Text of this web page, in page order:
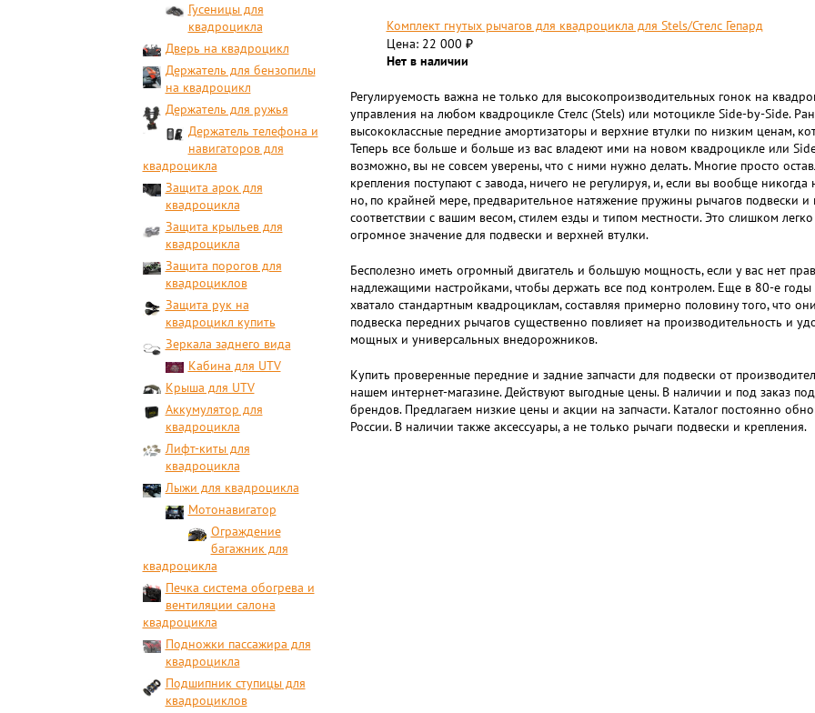
Гусеницы для
квадроцикла
Дверь на квадроцикл
Держатель для бензопилы
на квадроцикл
Держатель для ружья
Держатель телефона и
навигаторов для
квадроцикла
Защита арок для
квадроцикла
Защита крыльев для
квадроцикла
Защита порогов для
квадроциклов
Защита рук на
квадроцикл купить
Зеркала заднего вида
Кабина для UTV
Крыша для UTV
Аккумулятор для
квадроцикла
Лифт-киты для
квадроцикла
Лыжи для квадроцикла
Мотонавигатор
Ограждение
багажник для
квадроцикла
Печка система обогрева и
вентиляции салона
квадроцикла
Подножки пассажира для
квадроцикла
Подшипник ступицы для
квадроциклов
Комплект гнутых рычагов для квадроцикла для Stels/Стелс Гепард
Цена: 22 000 ₽
Нет в наличии
Регулируемость важна не только для высокопроизводительных гонок на
управления на любом квадроцикле Стелс (Stels) или мотоцикле Side-by-Side.
высококлассные передние амортизаторы и верхние втулки по низким ценам,
Теперь все больше и больше из вас владеют ими на новом квадроцикле или
возможно, вы не совсем уверены, что с ними нужно делать. Многие просто
крепления поступают с завода, ничего не регулируя, и, если вы вообще
но, по крайней мере, предварительное натяжение пружины рычагов подвески
соответствии с вашим весом, стилем езды и типом местности. Это слишком
огромное значение для подвески и верхней втулки.
Бесполезно иметь огромный двигатель и большую мощность, если у вас нет
надлежащими настройками, чтобы держать все под контролем. Еще в 80-е
хватало стандартным квадроциклам, составляя примерно половину того, что
подвеска передних рычагов существенно повлияет на производительность и
мощных и универсальных внедорожников.
Купить проверенные передние и задние запчасти для подвески от
нашем интернет-магазине. Действуют выгодные цены. В наличии и под заказ
брендов. Предлагаем низкие цены и акции на запчасти. Каталог постоянно
России. В наличии также аксессуары, а не только рычаги подвески и крепления.